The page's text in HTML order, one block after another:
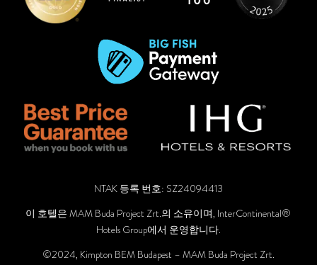
NTAK 등록 번호: SZ24094413
이 호텔은 MAM Buda Project Zrt.의 소유이며, InterContinental®
Hotels Group에서 운영합니다.
©2024, Kimpton BEM Budapest – MAM Buda Project Zrt.